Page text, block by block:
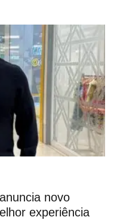
novo
experiência